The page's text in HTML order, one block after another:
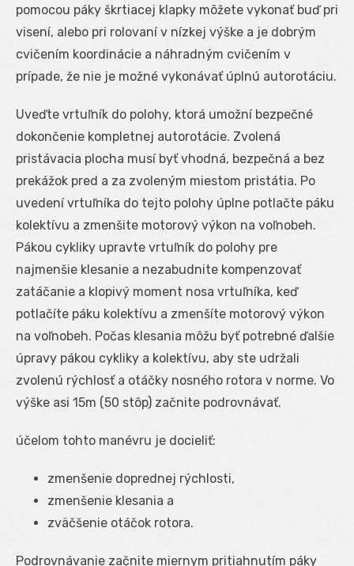
pomocou páky škrtiacej klapky môžete vykonať buď pri
visení, alebo pri rolovaní v nízkej výške a je dobrým
cvičením koordinácie a náhradným cvičením v
prípade, že nie je možné vykonávať úplnú autorotáciu.
Uveďte vrtuľník do polohy, ktorá umožní bezpečné
dokončenie kompletnej autorotácie. Zvolená
pristávacia plocha musí byť vhodná, bezpečná a bez
prekážok pred a za zvoleným miestom pristátia. Po
uvedení vrtuľníka do tejto polohy úplne potlačte páku
kolektívu a zmenšite motorový výkon na voľnobeh.
Pákou cykliky upravte vrtuľník do polohy pre
najmenšie klesanie a nezabudnite kompenzovať
zatáčanie a klopivý moment nosa vrtuľníka, keď
potlačíte páku kolektívu a zmenšíte motorový výkon
na voľnobeh. Počas klesania môžu byť potrebné ďalšie
úpravy pákou cykliky a kolektívu, aby ste udržali
zvolenú rýchlosť a otáčky nosného rotora v norme. Vo
výške asi 15m (50 stôp) začnite podrovnávať.
účelom tohto manévru je docieliť:
zmenšenie doprednej rýchlosti,
zmenšenie klesania a
zväčšenie otáčok rotora.
Podrovnávanie začnite miernym pritiahnutím páky